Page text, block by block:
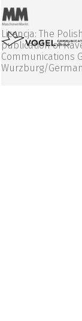
Licencja: The
publication of
Communications
Wurzburg/